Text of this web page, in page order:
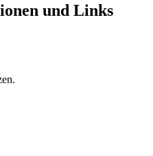
und Links